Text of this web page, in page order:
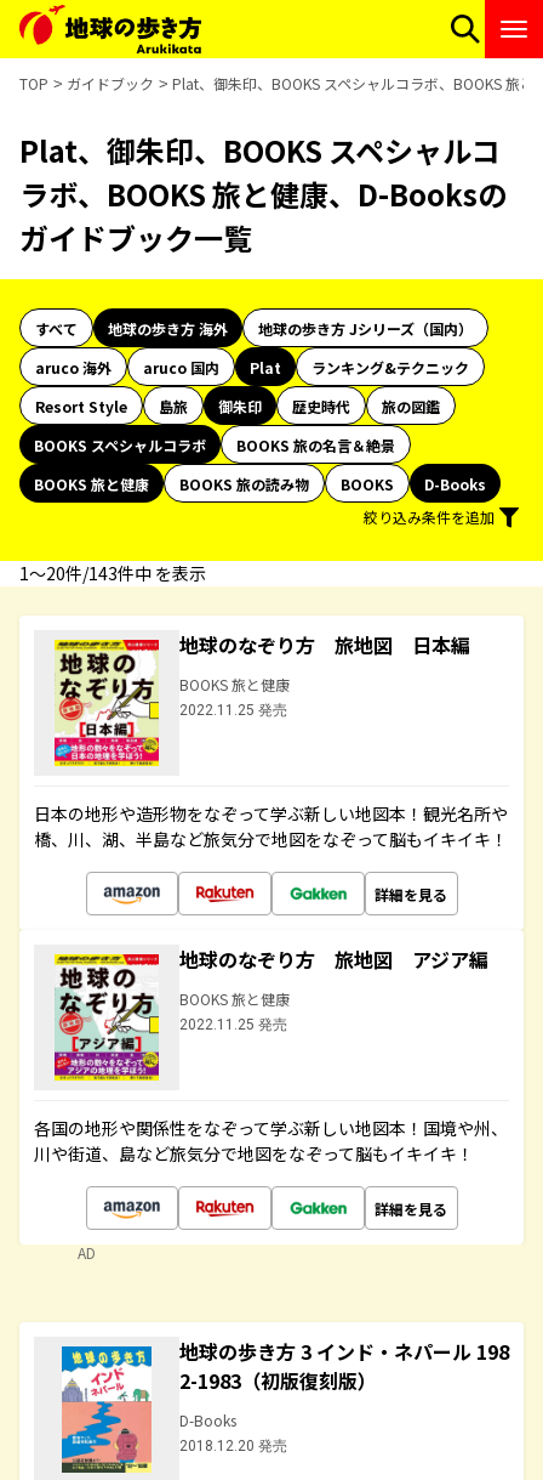
TOP ガイドブック Plat、御朱印、BOOKS スペシャルコラボ、BOOKS 旅
Plat、御朱印、BOOKS スペシャルコ
ラボ、BOOKS 旅と健康、D-Booksの
ガイドブック一覧
すべて 地球の歩き方 海外
地球の歩き方 Jシリーズ（国内）
aruco 海外
aruco 国内 Plat
ランキング&テクニック
Resort Style
島旅 御朱印 歴史時代
旅の図鑑
BOOKS スペシャルコラボ
BOOKS 旅の名言＆絶景
BOOKS 旅と健康
BOOKS 旅の読み物 BOOKS
D-Books
絞り込み条件を追加
1〜20件/143件中 を表示
地球のなぞり方 旅地図 日本編
BOOKS 旅と健康
2022.11.25 発売
日本の地形や造形物をなぞって学ぶ新しい地図本！観光名所や
橋、川、湖、半島など旅気分で地図をなぞって脳もイキイキ！
詳細を見る
地球のなぞり方 旅地図 アジア編
BOOKS 旅と健康
2022.11.25 発売
各国の地形や関係性をなぞって学ぶ新しい地図本！国境や州、
川や街道、島など旅気分で地図をなぞって脳もイキイキ！
詳細を見る
AD
地球の歩き方 3 インド・ネパール 198
2-1983（初版復刻版）
D-Books
2018.12.20 発売